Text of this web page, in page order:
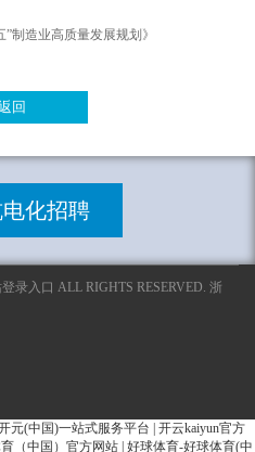
制造业高质量发展规划》
回
化招聘
录入口 ALL RIGHTS RESERVED. 浙
元(中国)一站式服务平台
开云kaiyun官方
（中国）官方网站 好球体育-好球体育(中